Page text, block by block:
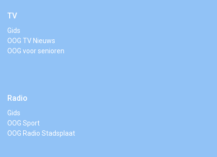
TV
Gids
OOG TV Nieuws
OOG voor senioren
Radio
Gids
OOG Sport
OOG Radio Stadsplaat